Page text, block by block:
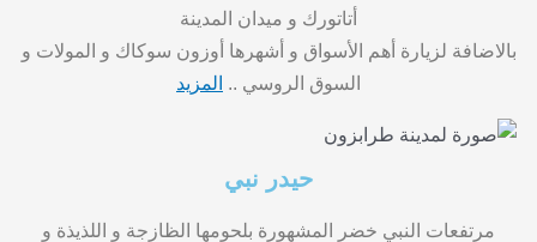
أتاتورك و ميدان المدينة
بالاضافة لزيارة أهم الأسواق و أشهرها أوزون سوكاك و المولات و
السوق الروسي .. المزيد
حيدر نبي
مرتفعات النبي خضر المشهورة بلحومها الظازجة و اللذيذة و